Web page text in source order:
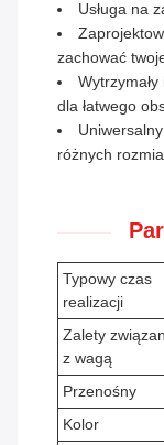
Usługa na
zachować
dla łatwego
różnych
Typowy czas
realizacji
Zalety
z wagą
Przenośny
Kolor